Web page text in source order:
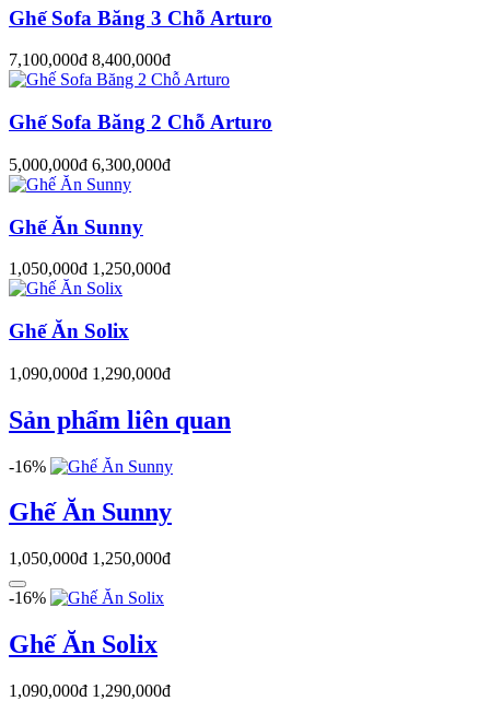
Ghế Sofa Băng 3 Chỗ Arturo
7,100,000đ 8,400,000đ
Ghế Sofa Băng 2 Chỗ Arturo
5,000,000đ 6,300,000đ
Ghế Ăn Sunny
1,050,000đ 1,250,000đ
Ghế Ăn Solix
1,090,000đ 1,290,000đ
Sản phẩm liên quan
-16%
Ghế Ăn Sunny
1,050,000đ 1,250,000đ
-16%
Ghế Ăn Solix
1,090,000đ 1,290,000đ